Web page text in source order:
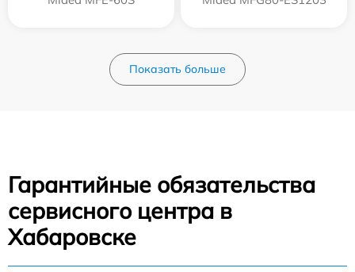
Показать больше
Гарантийные обязательства
сервисного центра в
Хабаровске